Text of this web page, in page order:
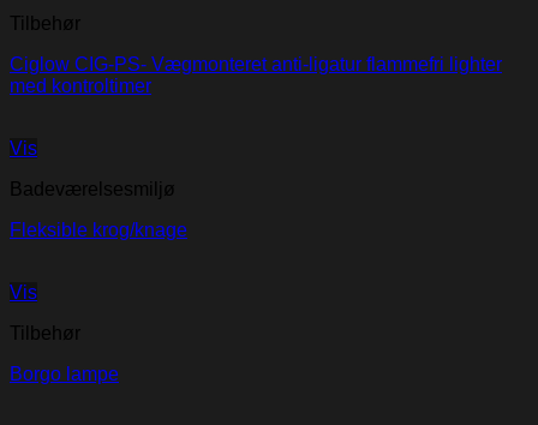
Tilbehør
Ciglow CIG-PS- Vægmonteret anti-ligatur flammefri lighter
med kontroltimer
Vis
Badeværelsesmiljø
Fleksible krog/knage
Vis
Tilbehør
Borgo lampe